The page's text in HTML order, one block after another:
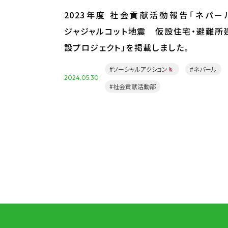
2023年度 社会貢献活動報告「ネパー
ジャジャルコット地震 仮設住宅・避難所
設プロジェクト」を掲載しました。
2024.05.30
#ソーシャルアクション
#ネパール
#社会貢献活動部